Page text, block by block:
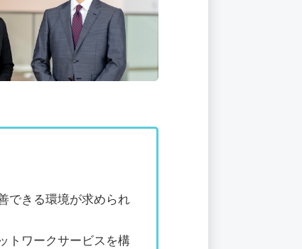
できる環境が求められ
トワークサービスを構